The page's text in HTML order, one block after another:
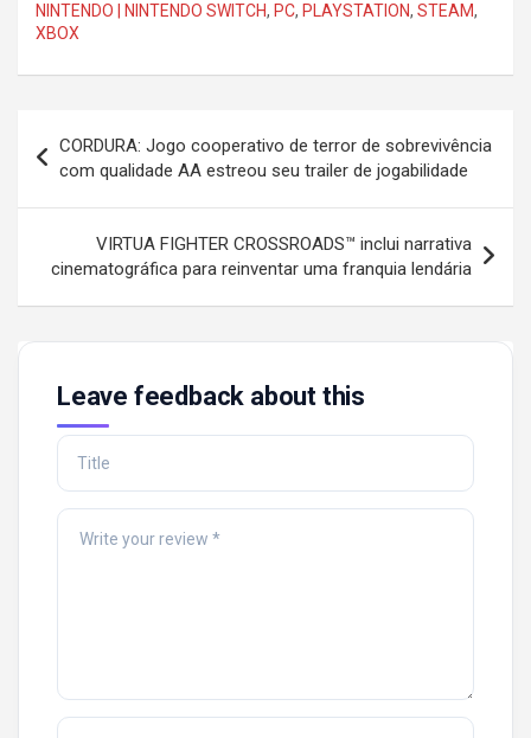
NINTENDO | NINTENDO SWITCH, PC, PLAYSTATION, STEAM,
XBOX
navigation
CORDURA: Jogo cooperativo de terror de sobrevivência
com qualidade AA estreou seu trailer de jogabilidade
VIRTUA FIGHTER CROSSROADS™ inclui narrativa
cinematográfica para reinventar uma franquia lendária
Leave feedback about this